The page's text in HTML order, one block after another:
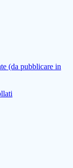
(da pubblicare in